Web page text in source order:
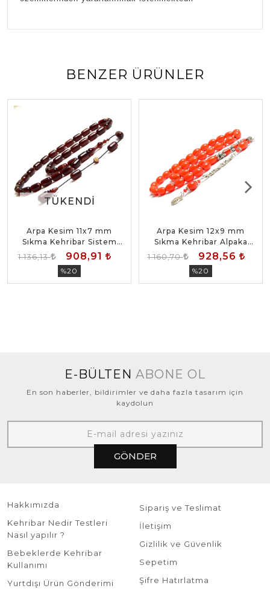
BENZER ÜRÜNLER
TÜKENDI
TÜKENDI
Arpa Kesim 11x7 mm
Sıkma Kehribar Sistem
Püsküllü Tesbih
1.136,13 908,91
%20
Arpa Kesim 12x9 mm
Sıkma Kehribar Alpaka
Püsküllü Tesbih
1.160,70 928,56
%20
E-BÜLTEN ABONE OL
En son haberler, bildirimler ve daha fazla tasarım için
kaydolun
GÖNDER
Hakkımızda
Kehribar Nedir Testleri
Nasıl yapılır ?
Bebeklerde Kehribar
Kullanımı
Yurtdışı Ürün Gönderimi
Sipariş ve Teslimat
İletişim
Gizlilik ve Güvenlik
Sepetim
Şifre Hatırlatma